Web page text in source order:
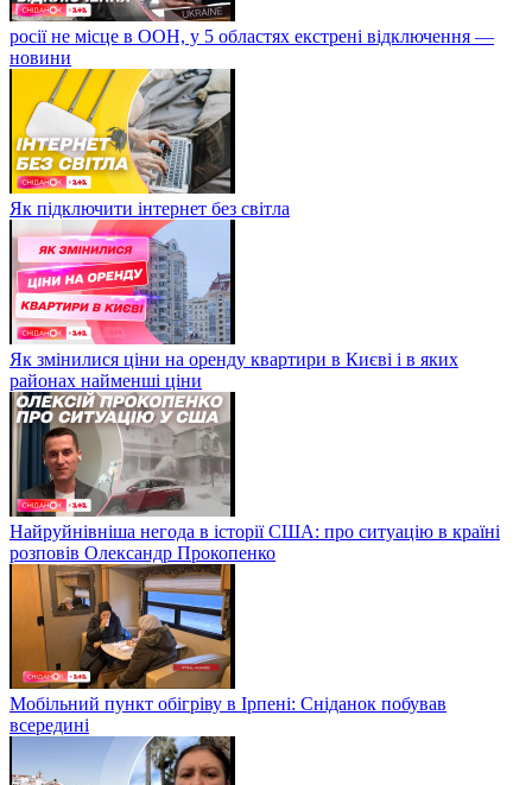
росії не місце в ООН, у 5 областях екстрені відключення —
новини
Як підключити інтернет без світла
Як змінилися ціни на оренду квартири в Києві і в яких
районах найменші ціни
Найруйнівніша негода в історії США: про ситуацію в країні
розповів Олександр Прокопенко
Мобільний пункт обігріву в Ірпені: Сніданок побував
всередині